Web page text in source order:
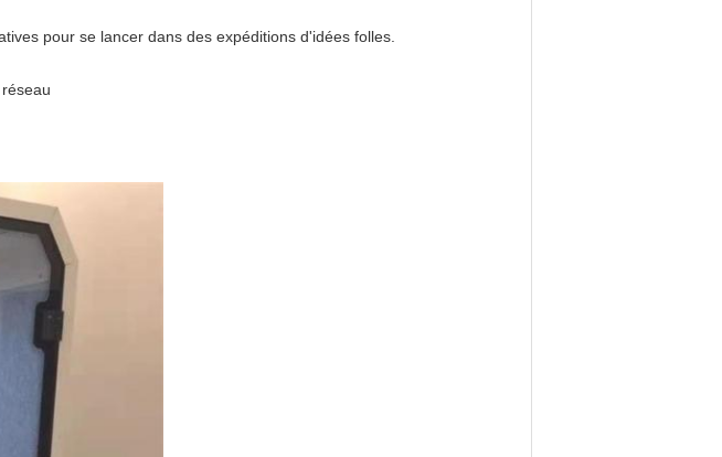
pour se lancer dans des expéditions d'idées folles.